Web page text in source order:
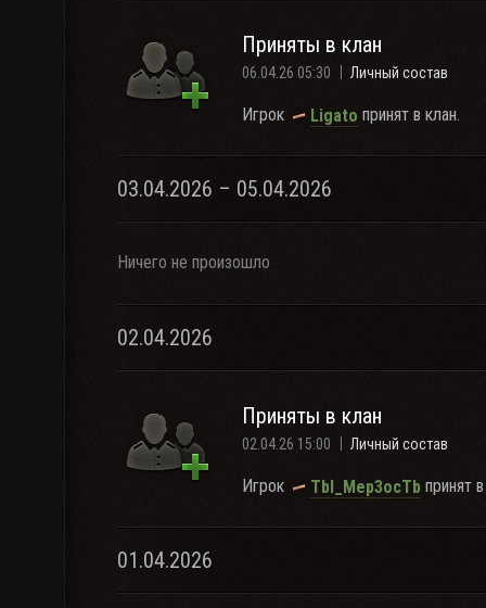
Приняты в клан
06.04.26 05:30 Личный состав
Игрок Ligato принят в клан.
03.04.2026 – 05.04.2026
Ничего не произошло
02.04.2026
Приняты в клан
02.04.26 15:00 Личный состав
Игрок Tbl_Mep3ocTb принят
01.04.2026